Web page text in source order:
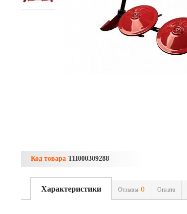
Код товара ТП000309288
Характеристики Отзывы 0 Оплата